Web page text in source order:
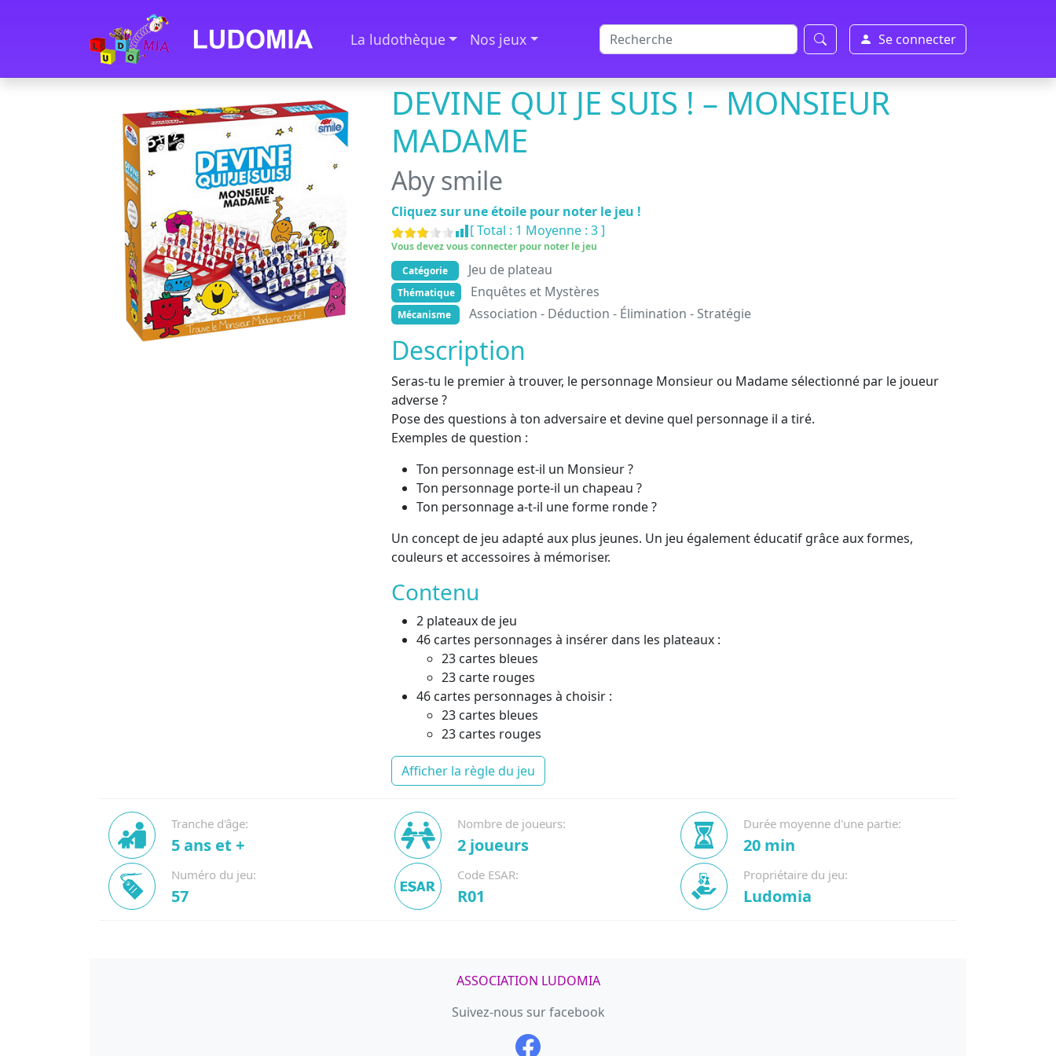
La ludothèque Nos jeux Se connecter
DEVINE QUI JE SUIS ! – MONSIEUR
MADAME
Aby smile
Cliquez sur une étoile pour noter le jeu !
[ Total : 1 Moyenne : 3]
Vous devez vous connecter pour noter le jeu
Catégorie
Jeu de plateau
Thématique Enquêtes et Mystères
Mécanisme Association - Déduction - Élimination - Stratégie
Description
Seras-tu le premier à trouver, le personnage Monsieur ou Madame sélectionné par le joueur
adverse ?
Pose des questions à ton adversaire et devine quel personnage il a tiré.
Exemples de question :
Ton personnage est-il un Monsieur ?
Ton personnage porte-il un chapeau ?
Ton personnage a-t-il une forme ronde ?
Un concept de jeu adapté aux plus jeunes. Un jeu également éducatif grâce aux formes,
couleurs et accessoires à mémoriser.
Contenu
2 plateaux de jeu
46 cartes personnages à insérer dans les plateaux :
23 cartes bleues
23 carte rouges
46 cartes personnages à choisir :
23 cartes bleues
23 cartes rouges
Afficher la règle du jeu
Tranche d'âge:
5 ans et +
Nombre de joueurs:
2 joueurs
Durée moyenne d'une partie:
20 min
Numéro du jeu:
57
Code ESAR:
R01
Propriétaire du jeu:
Ludomia
ASSOCIATION LUDOMIA
Suivez-nous sur facebook